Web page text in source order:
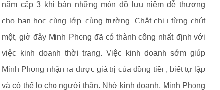
năm cấp 3 khi bán những món đồ lưu niệm dễ thương
cho bạn học cùng lớp, cùng trường. Chắt chiu từng chút
một, giờ đây Minh Phong đã có thành công nhất định với
việc kinh doanh thời trang. Việc kinh doanh sớm giúp
Minh Phong nhận ra được giá trị của đồng tiền, biết tự lập
và có thể lo cho người thân. Nhờ kinh doanh, Minh Phong